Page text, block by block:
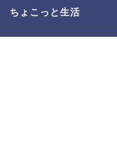
ちょこっと生活